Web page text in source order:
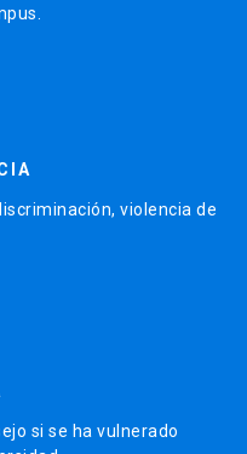
violencia de
si se ha vulnerado